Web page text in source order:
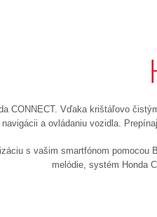
CONNECT. Vďaka krištáľovo
a ovládaniu vozidla.
s vašim smartfónom
melódie, systém Honda